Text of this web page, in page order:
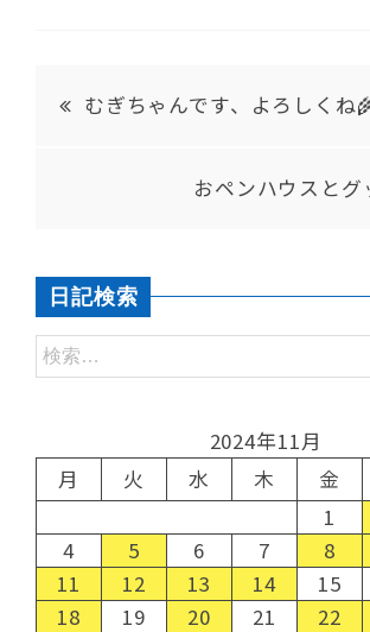
むぎちゃんです、よろしくね
おペンハウスとグ
日記検索
2024年11月
月
火 水 木 金
1
4
5 6 7 8
11
12 13 14 15
18
19 20 21 22